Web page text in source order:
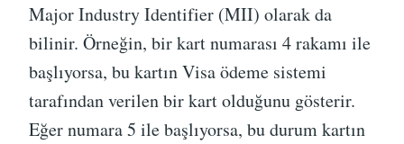
Major Industry Identifier (MII) olarak da
bilinir. Örneğin, bir kart numarası 4 rakamı ile
başlıyorsa, bu kartın Visa ödeme sistemi
tarafından verilen bir kart olduğunu gösterir.
Eğer numara 5 ile başlıyorsa, bu durum kartın